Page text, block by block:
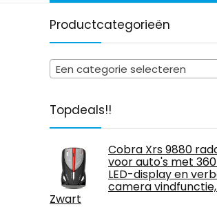
Productcategorieën
Een categorie selecteren
Topdeals!!
Cobra Xrs 9880
voor auto's met
LED-display en
camera
Zwart